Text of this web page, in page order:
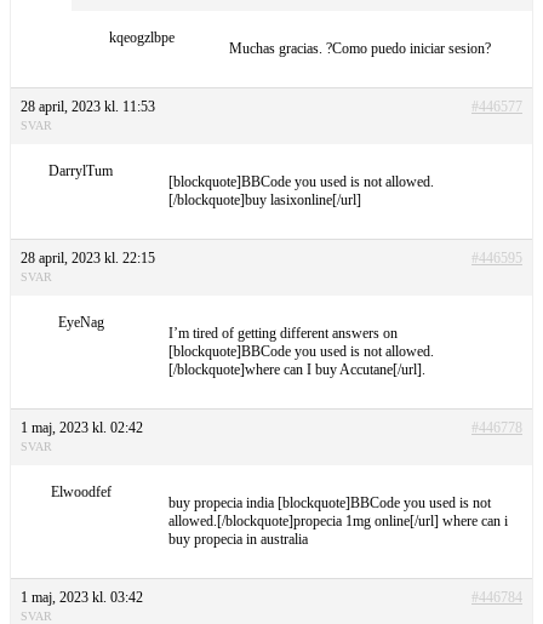
kqeogzlbpe
Muchas gracias. ?Como puedo iniciar sesion?
28 april, 2023 kl. 11:53 #446577
SVAR
DarrylTum
[blockquote]BBCode you used is not allowed.
[/blockquote]buy lasixonline[/url]
28 april, 2023 kl. 22:15 #446595
SVAR
EyeNag
I’m tired of getting different answers on
[blockquote]BBCode you used is not allowed.
[/blockquote]where can I buy Accutane[/url].
1 maj, 2023 kl. 02:42 #446778
SVAR
Elwoodfef
buy propecia india [blockquote]BBCode you used is not
allowed.[/blockquote]propecia 1mg online[/url] where can i
buy propecia in australia
1 maj, 2023 kl. 03:42 #446784
SVAR